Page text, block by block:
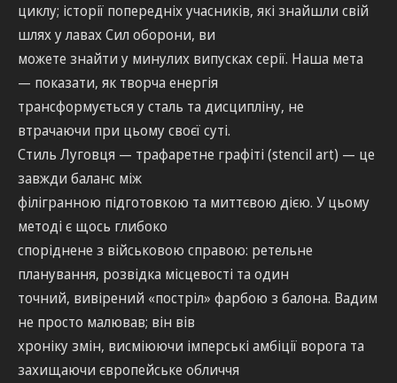
циклу; історії попередніх учасників, які знайшли свій
шлях у лавах Сил оборони, ви
можете знайти у минулих випусках серії. Наша мета
— показати, як творча енергія
трансформується у сталь та дисципліну, не
втрачаючи при цьому своєї суті.
Стиль Луговця — трафаретне графіті (stencil art) — це
завжди баланс між
філігранною підготовкою та миттєвою дією. У цьому
методі є щось глибоко
споріднене з військовою справою: ретельне
планування, розвідка місцевості та один
точний, вивірений «постріл» фарбою з балона. Вадим
не просто малював; він вів
хроніку змін, висміюючи імперські амбіції ворога та
захищаючи європейське обличчя